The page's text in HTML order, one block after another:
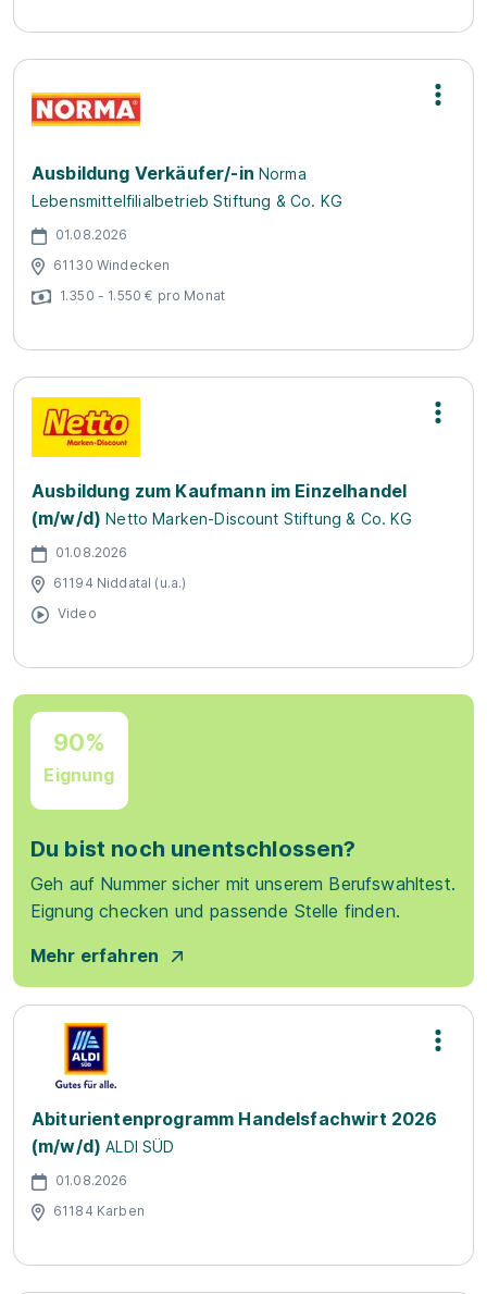
Ausbildung Verkäufer/-in Norma
Lebensmittelfilialbetrieb Stiftung & Co. KG
01.08.2026
61130 Windecken
1.350 - 1.550 € pro Monat
Ausbildung zum Kaufmann im Einzelhandel
(m/w/d) Netto Marken-Discount Stiftung & Co. KG
01.08.2026
61194 Niddatal (u.a.)
Video
90%
Eignung
Du bist noch unentschlossen?
Geh auf Nummer sicher mit unserem Berufswahltest.
Eignung checken und passende Stelle finden.
Mehr erfahren
Abiturientenprogramm Handelsfachwirt 2026
(m/w/d) ALDI SÜD
01.08.2026
61184 Karben